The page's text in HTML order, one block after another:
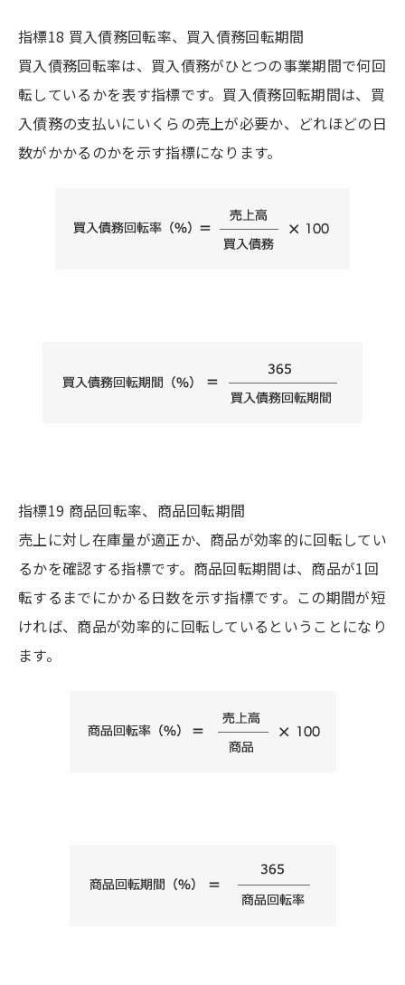
指標18 買入債務回転率、買入債務回転期間
買入債務回転率は、買入債務がひとつの事業期間で何回
転しているかを表す指標です。買入債務回転期間は、買
入債務の支払いにいくらの売上が必要か、どれほどの日
数がかかるのかを示す指標になります。
指標19 商品回転率、商品回転期間
売上に対し在庫量が適正か、商品が効率的に回転してい
るかを確認する指標です。商品回転期間は、商品が1回
転するまでにかかる日数を示す指標です。この期間が短
ければ、商品が効率的に回転しているということになり
ます。